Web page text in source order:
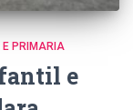
E PRIMARIA
e